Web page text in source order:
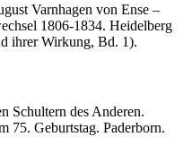
Varnhagen von Ense –
1806-1834. Heidelberg
ihrer Wirkung, Bd. 1).
Schultern des Anderen.
75. Geburtstag. Paderborn.